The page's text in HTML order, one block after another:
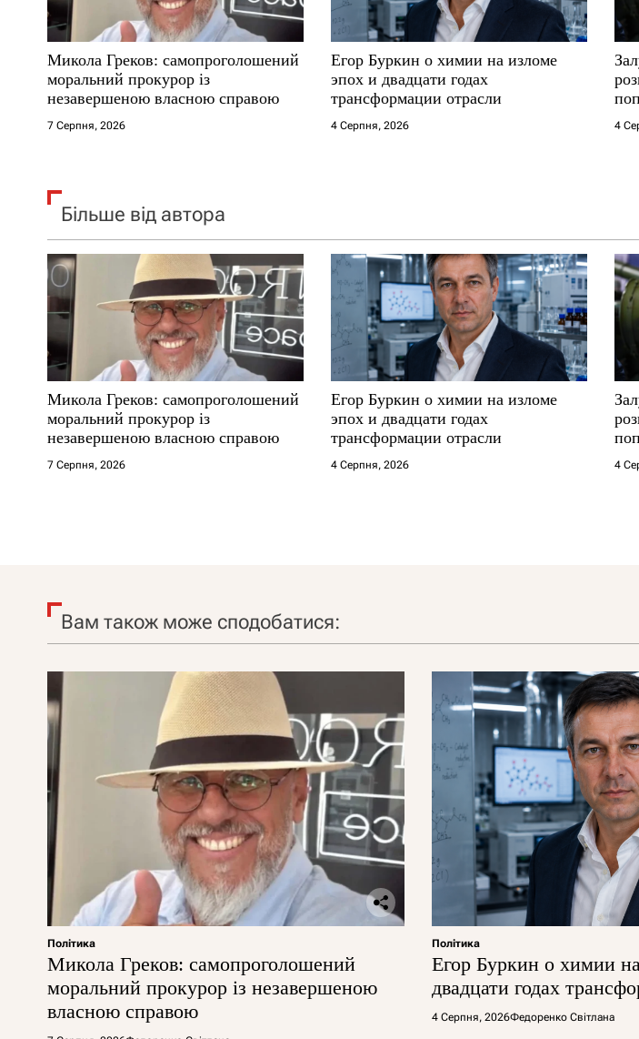
с
і
в
Микола Греков: самопроголошений
моральний прокурор із
незавершеною власною справою
7 Серпня, 2026
Егор Буркин о химии на изломе
эпох и двадцати годах
трансформации отрасли
4 Серпня, 2026 4
Більше від автора
Микола Греков: самопроголошений
моральний прокурор із
незавершеною власною справою
7 Серпня, 2026
Егор Буркин о химии на изломе
эпох и двадцати годах
трансформации отрасли
4 Серпня, 2026 4
Вам також може сподобатися:
Політика
Микола Греков: самопроголошений
моральний прокурор із незавершеною
власною справою
Політика
Егор Буркин о химии
двадцати годах
4 Серпня, 2026Федоренко Світлана